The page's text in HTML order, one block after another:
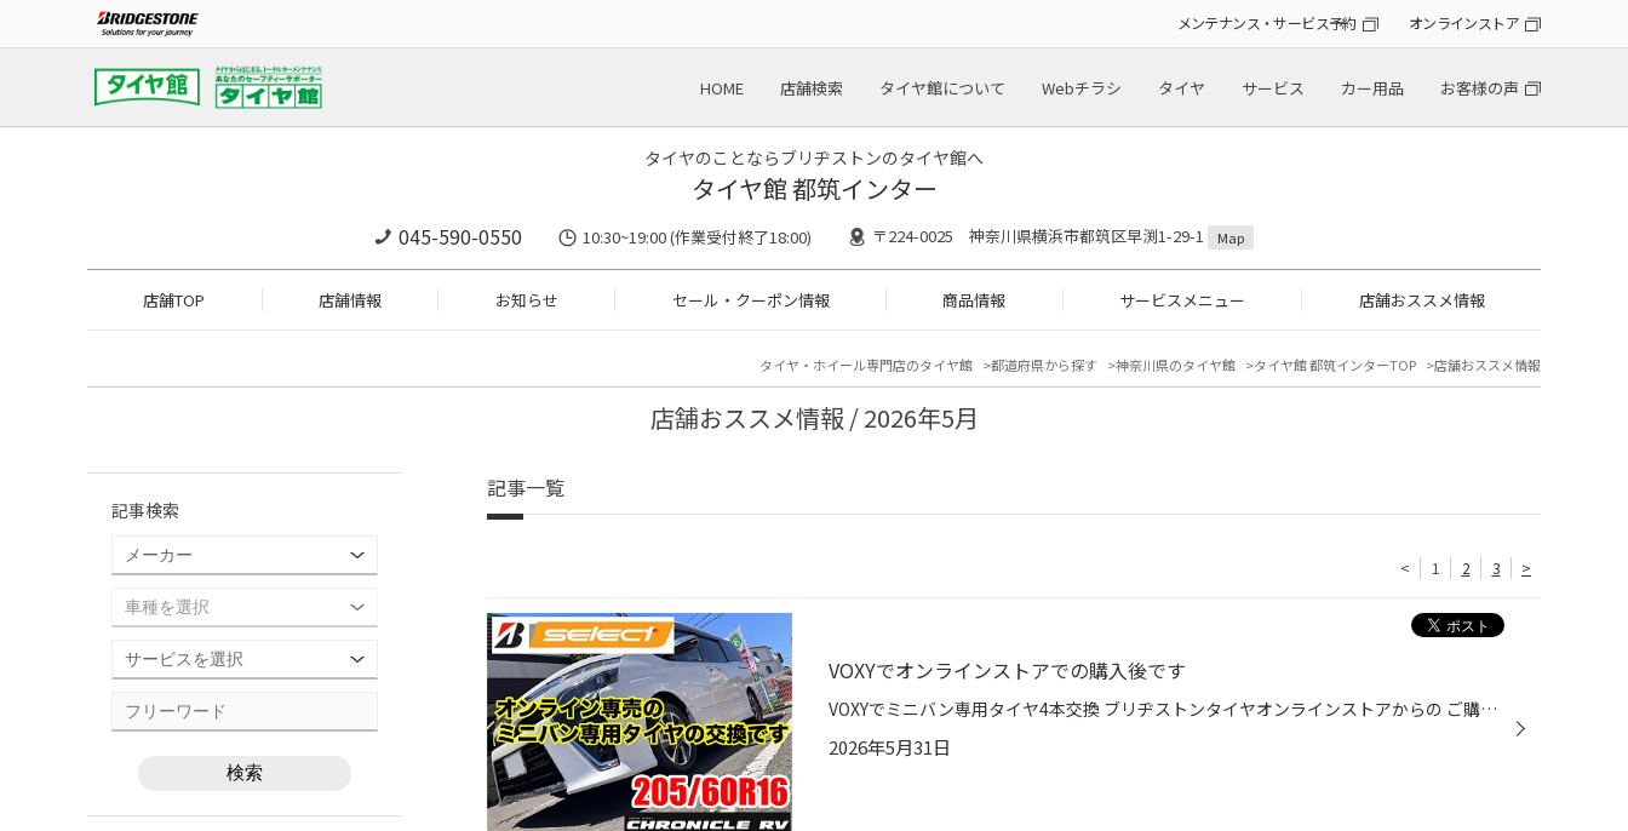
メンテナンス・サービス予約 オンラインストア
HOME 店舗検索 タイヤ館について Webチラシ タイヤ サービス カー用品 お客様の声
タイヤのことならブリヂストンのタイヤ館へ
タイヤ館 都筑インター
045-590-0550 10:30~19:00 (作業受付終了18:00) 〒224-0025 神奈川県横浜市都筑区早渕1-29-1 Map
店舗TOP 店舗情報 お知らせ セール・クーポン情報 商品情報 サービスメニュー 店舗おススメ情報
タイヤ・ホイール専門店のタイヤ館 都道府県から探す 神奈川県のタイヤ館 タイヤ館 都筑インターTOP 店舗おススメ情報
店舗おススメ情報 / 2026年5月
記事一覧
< 1 2 3 >
VOXYでオンラインストアでの購入後です
VOXYでミニバン専用タイヤ4本交換 ブリヂストンタイヤオンラインストアからの ご購入です 装着タイヤはこちら オンライン専売品、クロニクルRV サイズは205/60R16 ウエット性能、燃費性能など 基本性能に特化したお求めやすいタイヤです オンラインストアで購入すると さまざまなプランをお客様のニ...
2026年5月31日
記事検索